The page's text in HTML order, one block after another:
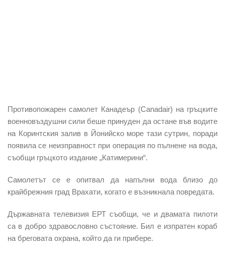
Противопожарен самолет Канадеър (Canadair) на гръцките
военновъздушни сили беше принуден да остане във водите
на Коринтския залив в Йонийско море тази сутрин, поради
появила се неизправност при операция по пълнене на вода,
съобщи гръцкото издание „Катимерини“.
Самолетът се е опитвал да напълни вода близо до
крайбрежния град Врахати, когато е възникнала повредата.
Държавната телевизия ЕРТ съобщи, че и двамата пилоти
са в добро здравословно състояние. Бил е изпратен кораб
на бреговата охрана, който да ги прибере.